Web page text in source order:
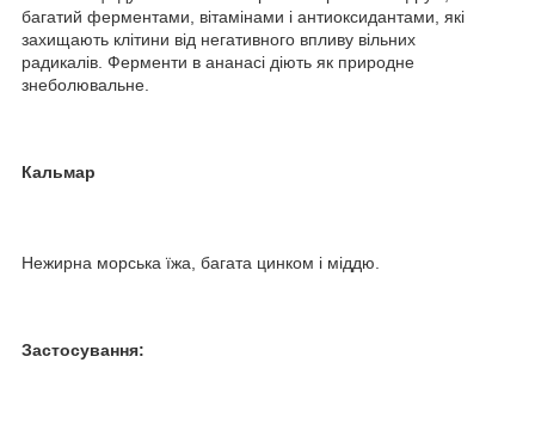
багатий ферментами, вітамінами і антиоксидантами, які
захищають клітини від негативного впливу вільних
радикалів. Ферменти в ананасі діють як природне
знеболювальне.
Кальмар
Нежирна морська їжа, багата цинком і міддю.
Застосування: